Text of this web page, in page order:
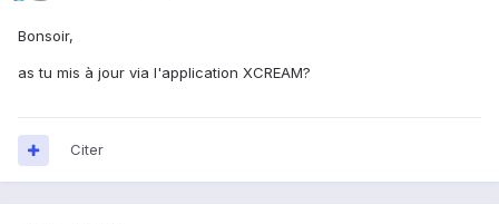
Bonsoir,
as tu mis à jour via l'application XCREAM?
Citer